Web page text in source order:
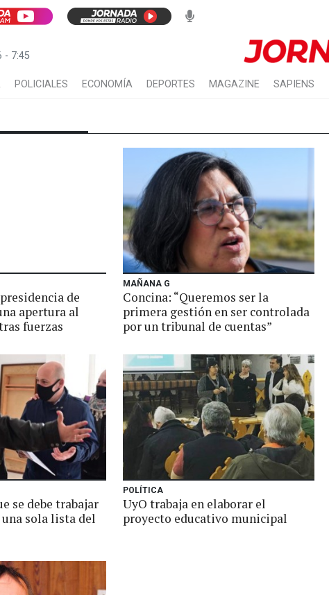
- 7:45
POLICIALES ECONOMÍA DEPORTES MAGAZINE SAPIENS
de
apertura al
fuerzas
MAÑANA G
Concina: “Queremos ser la
primera gestión en ser controlada
por un tribunal de cuentas”
se debe trabajar
sola lista del
POLÍTICA
UyO trabaja en elaborar el
proyecto educativo municipal